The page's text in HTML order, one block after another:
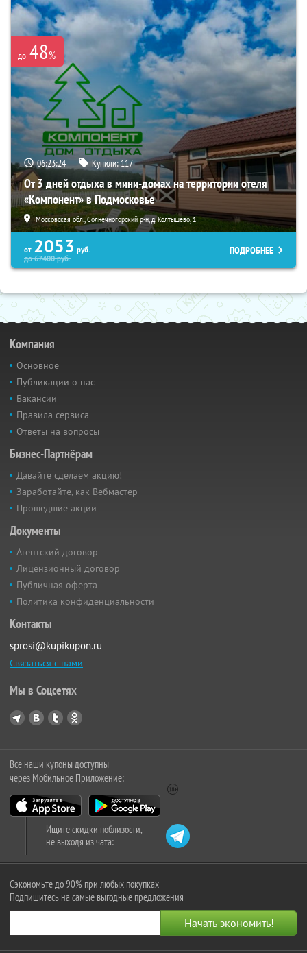
до 48%
06:23:22 Купили: 117
От 3 дней отдыха в мини-домах на территории отеля
«Компонент» в Подмосковье
Московская обл., Солнечногорский р-н, д. Колтышево, 1
от 2053 руб.
до67400руб.
ПОДРОБНЕЕ
Компания
Основное
Публикации о нас
Вакансии
Правила сервиса
Ответы на вопросы
Бизнес-Партнёрам
Давайте сделаем акцию!
Заработайте, как Вебмастер
Прошедшие акции
Документы
Агентский договор
Лицензионный договор
Публичная оферта
Политика конфиденциальности
Контакты
sprosi@kupikupon.ru
Связаться с нами
Мы в Соцсетях
Все наши купоны доступны
через Мобильное Приложение:
Ищите скидки поблизости,
не выходя из чата:
Сэкономьте до 90% при любых покупках
Подпишитесь на самые выгодные предложения